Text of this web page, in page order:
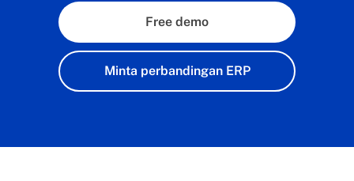
Free demo
Minta perbandingan ERP